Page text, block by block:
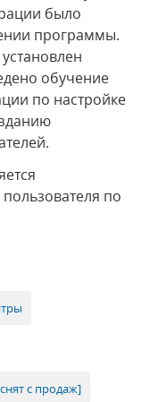
было
программы.
обучение
по настройке
по
с продаж]